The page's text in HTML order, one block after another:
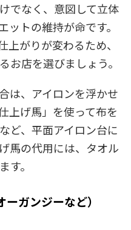
でなく、意図して立体
ットの維持が命です。
上がりが変わるため、
お店を選びましょう。
は、アイロンを浮かせ
上げ馬」を使って布を
ど、平面アイロン台に
馬の代用には、タオル
す。
ガンジーなど）